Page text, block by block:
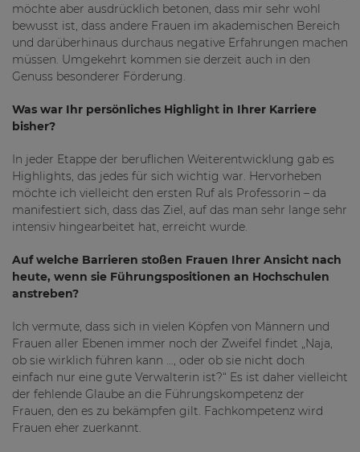
möchte aber ausdrücklich betonen, dass mir sehr wohl
bewusst ist, dass andere Frauen im akademischen Bereich
und darüberhinaus durchaus negative Erfahrungen machen
müssen. Umgekehrt kommen sie derzeit auch in den
Genuss besonderer Förderung.
Was war Ihr persönliches Highlight in Ihrer Karriere
bisher?
In jeder Etappe der beruflichen Weiterentwicklung gab es
Highlights, das jedes für sich wichtig war. Hervorheben
möchte ich vielleicht den ersten Ruf als Professorin – da
manifestiert sich, dass das Ziel, auf das man sehr lange sehr
intensiv hingearbeitet hat, erreicht wurde.
Auf welche Barrieren stoßen Frauen Ihrer Ansicht nach
heute, wenn sie Führungspositionen an Hochschulen
anstreben?
Ich vermute, dass sich in vielen Köpfen von Männern und
Frauen aller Ebenen immer noch der Zweifel findet „Naja,
ob sie wirklich führen kann …, oder ob sie nicht doch
einfach nur eine gute Verwalterin ist?“ Es ist daher vielleicht
der fehlende Glaube an die Führungskompetenz der
Frauen, den es zu bekämpfen gilt. Fachkompetenz wird
Frauen eher zuerkannt.